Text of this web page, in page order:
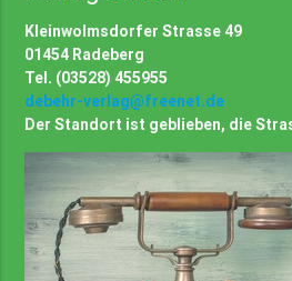
Kleinwolmsdorfer Strasse 49
01454 Radeberg
Tel. (03528) 455955
debehr-verlag@freenet.de
Der Standort ist geblieben, die